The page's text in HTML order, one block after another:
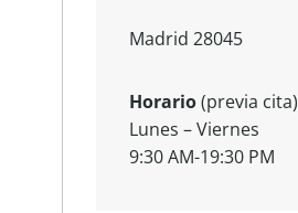
Madrid 28045
Horario(previa cita)
Lunes – Viernes
9:30 AM-19:30 PM